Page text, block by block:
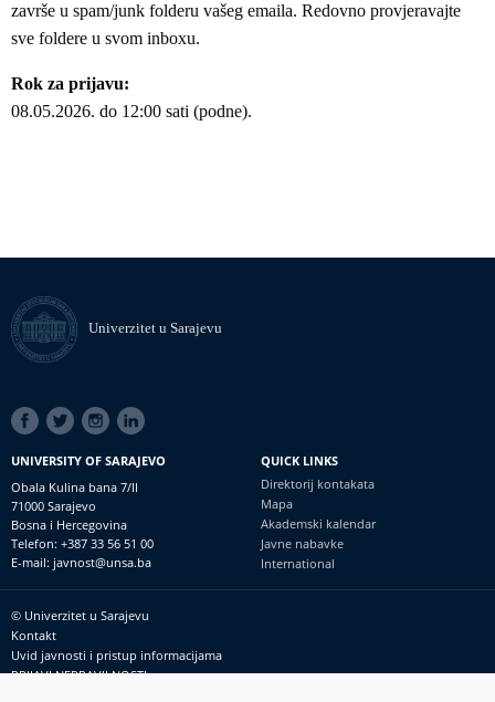
završe u spam/junk folderu vašeg emaila. Redovno provjeravajte
sve foldere u svom inboxu.
Rok za prijavu:
08.05.2026. do 12:00 sati (podne).
Univerzitet u Sarajevu
SOCIAL
LINKS
UNIVERSITY OF SARAJEVO
Obala Kulina bana 7/II
71000 Sarajevo
Bosna i Hercegovina
Telefon: +387 33 56 51 00
E-mail: javnost@unsa.ba
QUICK LINKS
Direktorij kontakata
Mapa
Akademski kalendar
Javne nabavke
International
Footer
meni
© Univerzitet u Sarajevu
Kontakt
Uvid javnosti i pristup informacijama
PRIJAVI NEPRAVILNOSTI